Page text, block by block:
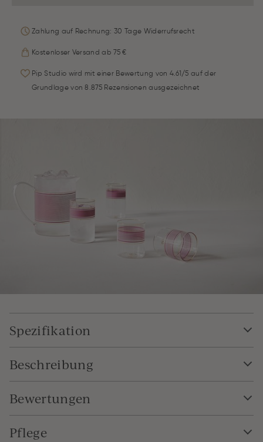
Zahlung auf Rechnung: 30 Tage Widerrufsrecht
Kostenloser Versand ab 75 €
Pip Studio wird mit einer Bewertung von 4.61/5 auf der
Grundlage von 8.875 Rezensionen ausgezeichnet
Spezifikation
Beschreibung
Bewertungen
Pflege